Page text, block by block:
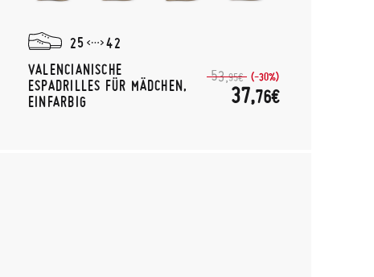
25
42
VALENCIANISCHE
ESPADRILLES FÜR MÄDCHEN,
EINFARBIG
53,95€ (-30%)
37,76€